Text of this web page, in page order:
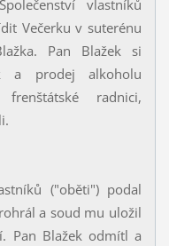
vlastníků
Večerku v suterénu
Pan Blažek si
a prodej alkoholu
radnici,
("oběti") podal
a soud mu uložil
Pan Blažek odmítl a